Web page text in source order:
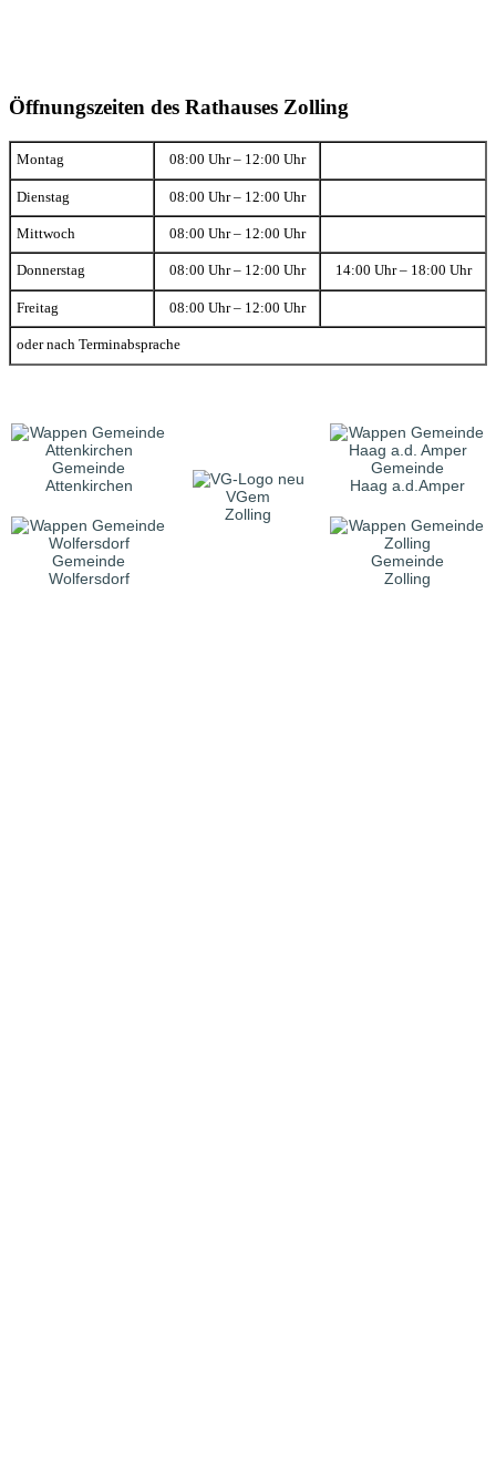
Öffnungszeiten des Rathauses Zolling
Montag 08:00 Uhr – 12:00 Uhr
Dienstag 08:00 Uhr – 12:00 Uhr
Mittwoch 08:00 Uhr – 12:00 Uhr
Donnerstag 08:00 Uhr – 12:00 Uhr 14:00 Uhr – 18:00 Uhr
Freitag 08:00 Uhr – 12:00 Uhr
oder nach Terminabsprache
Gemeinde
Attenkirchen
VGem
Zolling
Gemeinde
Haag a.d.Amper
Gemeinde
Wolfersdorf
Gemeinde
Zolling